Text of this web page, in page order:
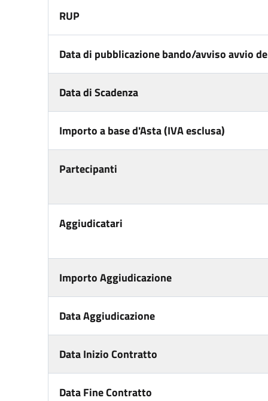
RUP
Data di pubblicazione bando/avviso avvio
Data di Scadenza
Importo a base d'Asta (IVA esclusa)
Partecipanti
Aggiudicatari
Importo Aggiudicazione
Data Aggiudicazione
Data Inizio Contratto
Data Fine Contratto